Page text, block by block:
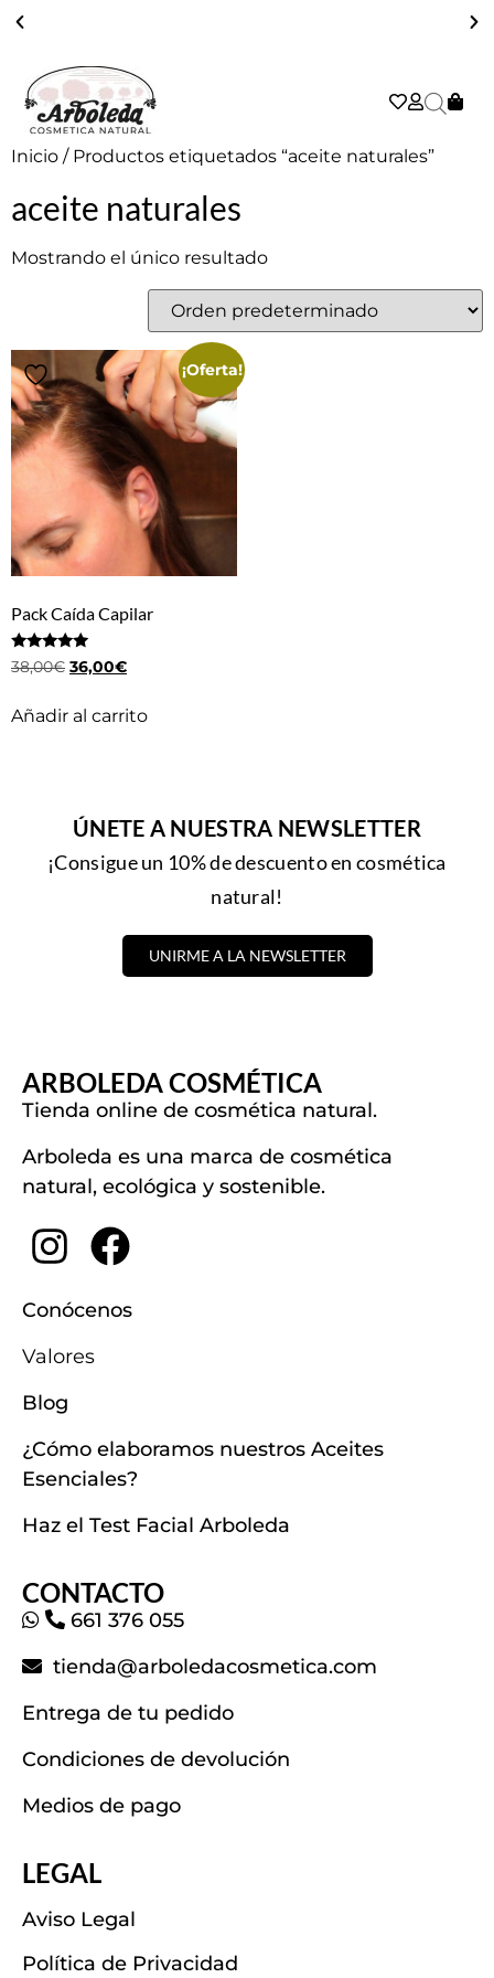
ENVÍO GRATIS A PARTIR DE 39€ EN PENÍNSULA - 2/3 DÍAS
Inicio / Productos etiquetados “aceite naturales”
aceite naturales
Mostrando el único resultado
¡Oferta!
Pack Caída Capilar
Valorado
con
de 5
38,00€ 36,00€
Añadir al carrito
ÚNETE A NUESTRA NEWSLETTER
¡Consigue un 10% de descuento en cosmética
natural!
UNIRME A LA NEWSLETTER
ARBOLEDA COSMÉTICA
Tienda online de cosmética natural.
Arboleda es una marca de cosmética
natural, ecológica y sostenible.
Conócenos
Valores
Blog
¿Cómo elaboramos nuestros Aceites
Esenciales?
Haz el Test Facial Arboleda
CONTACTO
661 376 055
tienda@arboledacosmetica.com
Entrega de tu pedido
Condiciones de devolución
Medios de pago
LEGAL
Aviso Legal
Política de Privacidad